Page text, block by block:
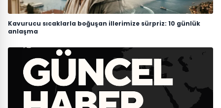
Kavurucu sıcaklarla boğuşan illerimize sürpriz: 10 günlük
anlaşma